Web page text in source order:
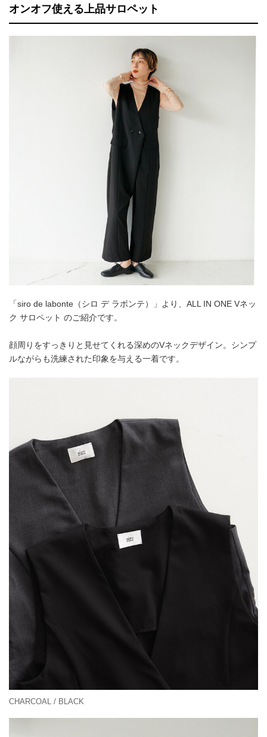
オンオフ使える上品サロペット
「siro de labonte（シロ デ ラボンテ）」より、ALL IN ONE Vネッ
ク サロペット のご紹介です。
顔周りをすっきりと見せてくれる深めのVネックデザイン。シンプ
ルながらも洗練された印象を与える一着です。
CHARCOAL / BLACK